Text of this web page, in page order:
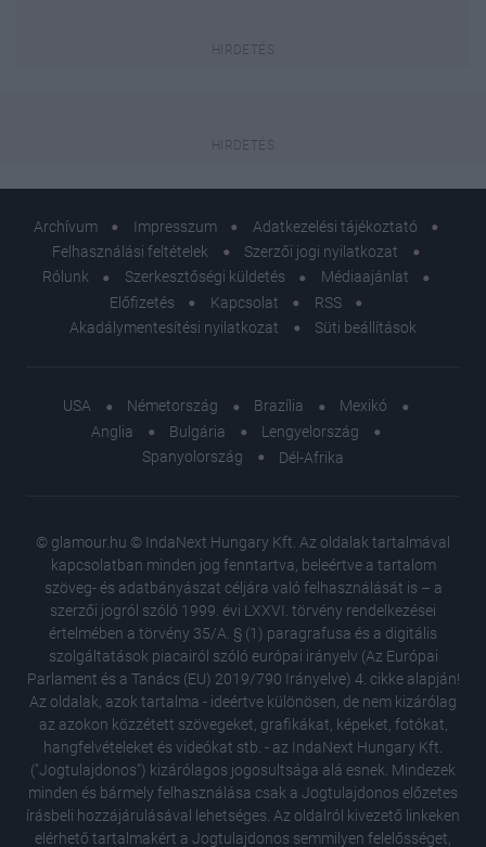
Archívum Impresszum
Adatkezelési tájékoztató
Felhasználási feltételek
Szerzői jogi nyilatkozat
Rólunk
Szerkesztőségi küldetés
Médiaajánlat
Előfizetés
Kapcsolat
RSS
Akadálymentesítési nyilatkozat
Süti beállítások
USA Németország Brazília
Mexikó
Anglia
Bulgária
Lengyelország
Spanyolország
Dél-Afrika
© glamour.hu © IndaNext Hungary Kft. Az oldalak tartalmával
kapcsolatban minden jog fenntartva, beleértve a tartalom
szöveg- és adatbányászat céljára való felhasználását is – a
szerzői jogról szóló 1999. évi LXXVI. törvény rendelkezései
értelmében a törvény 35/A. § (1) paragrafusa és a digitális
szolgáltatások piacairól szóló európai irányelv (Az Európai
Parlament és a Tanács (EU) 2019/790 Irányelve) 4. cikke alapján!
Az oldalak, azok tartalma - ideértve különösen, de nem kizárólag
az azokon közzétett szövegeket, grafikákat, képeket, fotókat,
hangfelvételeket és videókat stb. - az IndaNext Hungary Kft.
("Jogtulajdonos") kizárólagos jogosultsága alá esnek. Mindezek
minden és bármely felhasználása csak a Jogtulajdonos előzetes
írásbeli hozzájárulásával lehetséges. Az oldalról kivezető linkeken
elérhető tartalmakért a Jogtulajdonos semmilyen felelősséget,